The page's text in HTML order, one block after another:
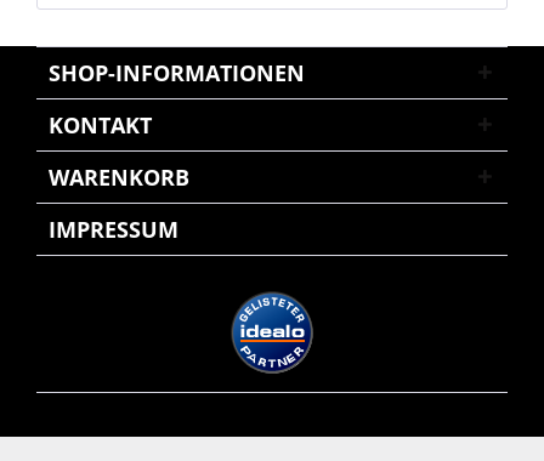
SHOP-INFORMATIONEN
KONTAKT
WARENKORB
IMPRESSUM